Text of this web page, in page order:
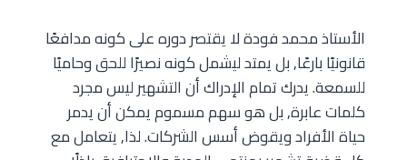
الأستاذ محمد فودة لا يقتصر دوره على كونه مدافعًا
قانونيًا بارعًا, بل يمتد ليشمل كونه نصيرًا للحق وحاميًا
للسمعة. يدرك تمام الإدراك أن التشهير ليس مجرد
كلمات عابرة, بل هو سهم مسموم يمكن أن يدمر
حياة الأفراد ويقوض أسس الشركات. لذا, يتعامل مع